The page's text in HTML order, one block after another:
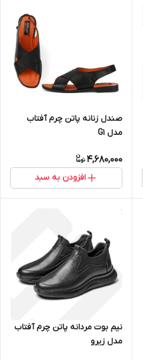
صندل زنانه پاتن چرم آفتاب
مدل G1
4,680,000
افزودن به سبد
نیم بوت مردانه پاتن چرم آفتاب
مدل زیرو